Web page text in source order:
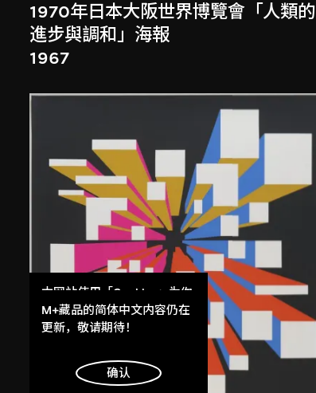
1970年日本大阪世界博覽會「人類的
進步與調和」海報
1967
本网站使用「Cookies」为你
提供最好的网站体验。
了解更多
明白
M+藏品的简体中文内容仍在
更新，敬请期待！
确认